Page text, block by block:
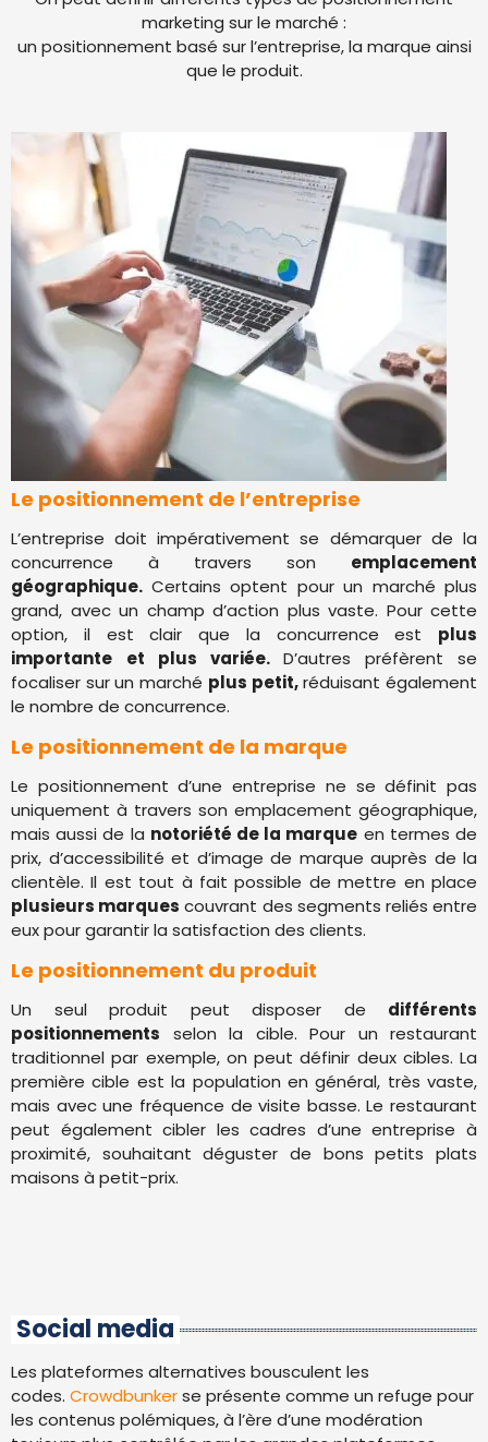
marketing sur le marché :
un positionnement basé sur l’entreprise, la marque ainsi
que le produit.
Le positionnement de l’entreprise
L’entreprise doit impérativement se démarquer de la
concurrence à travers son emplacement
géographique. Certains optent pour un marché plus
grand, avec un champ d’action plus vaste. Pour cette
option, il est clair que la concurrence est plus
importante
et plus variée. D’autres préfèrent se
focaliser sur un marché plus petit,réduisant également
le nombre de concurrence.
Le positionnement de la marque
Le positionnement d’une entreprise ne se définit pas
uniquement à travers son emplacement géographique,
mais aussi de la notoriété de la marque en termes de
prix, d’accessibilité et d’image de marque auprès de la
clientèle. Il est tout à fait possible de mettre en place
plusieurs marques couvrant des segments reliés entre
eux pour garantir la satisfaction des clients.
Le positionnement du produit
Un seul produit peut disposer de différents
positionnements selon la cible. Pour un restaurant
traditionnel par exemple, on peut définir deux cibles. La
première cible est la population en général, très vaste,
mais avec une fréquence de visite basse. Le restaurant
peut également cibler les cadres d’une entreprise à
proximité, souhaitant déguster de bons petits plats
maisons à petit-prix.
Social media
Les plateformes alternatives bousculent les
codes. Crowdbunkerse présente comme un refuge pour
les contenus polémiques, à l’ère d’une modération